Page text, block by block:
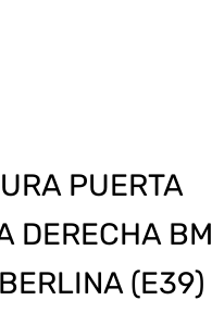
PUERTA
DERECHA
(E39)